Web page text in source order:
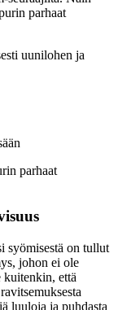
parhaat
uunilohen ja
syömisestä on tullut
johon ei ole
kuitenkin, että
luuloja ja puhdasta